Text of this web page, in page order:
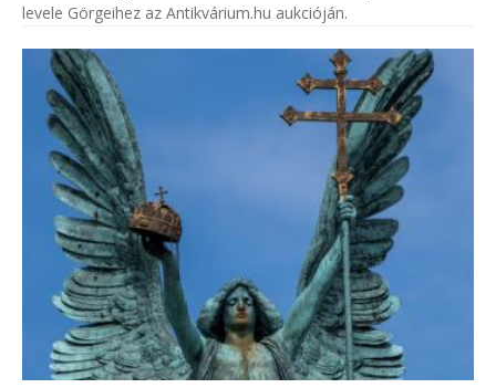
levele Görgeihez az Antikvárium.hu aukcióján.